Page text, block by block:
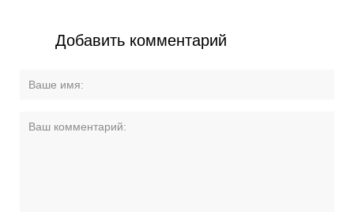
Добавить комментарий